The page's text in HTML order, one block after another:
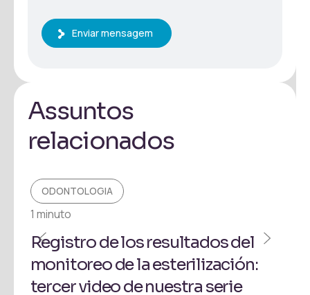
Enviar mensagem
Assuntos
relacionados
ODONTOLOGIA
1 minuto
Registro de los resultados del
monitoreo de la esterilización:
tercer video de nuestra serie